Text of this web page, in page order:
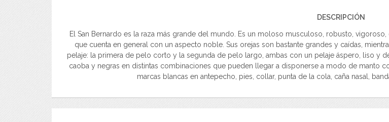
DESCRIPCIÓN
El San Bernardo es la raza más grande del mundo. Es un moloso musculoso, robusto,
que cuenta en general con un aspecto noble. Sus orejas son bastante grandes y caídas,
pelaje: la primera de pelo corto y la segunda de pelo largo, ambas con un pelaje áspero, liso y
caoba y negras en distintas combinaciones que pueden llegar a disponerse a modo de manto
marcas blancas en antepecho, pies, collar, punta de la cola, caña nasal,